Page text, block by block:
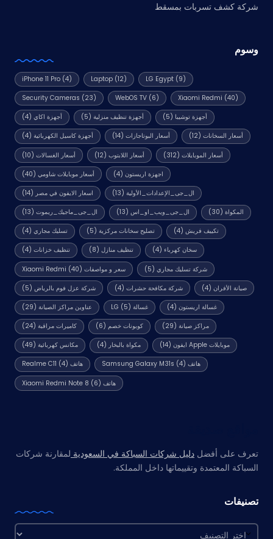
شركة كشف تسربات بمسقط
وسوم
iPhone 11 Pro (4) Laptop(12) LG Egypt(9)
Security Cameras (23) WebOS TV(6) Xiaomi Redmi (40)
أجهزة اكاي(4) أجهزة تنظيف منزلية (5) أجهزة توشيبا (5)
أجهزة كاسيل الكهربائية(4) أسعار البوتاجازات (14) أسعار السخانات (12)
أسعار الغسالات(10) أسعار اللابتوب (12) أسعار الموبايلات (312)
أسعار موبايلات شاومي(40) اجهزة اريستون (4)
اسعار الايفون في مصر (14) ال_جى_الإعدادات_الأولية (13)
ال_جى_ماجيك_ريموت(13) ال_جى_ويب_او_اس (13) المكواة (30)
تسليك مجاري(4) تصليح سخانات مركزية (5) تكييف فريش (4)
تنظيف خزانات(4) تنظيف منازل (8) سخان كهرباء (4)
سعر و مواصفات Xiaomi Redmi (40) شركة تسليك مجاري (5)
شركة عزل فوم بالرياض(5) شركة مكافحة حشرات (4) صيانة الأفران (4)
عناوين مراكز الصيانة(29) غسالة LG (5) غسالة اريستون (4)
كاميرات مراقبة(24) كوبونات خصم (6) مراكز صيانة (29)
مكانس كهربائية(49) مكواة بالبخار (4) موبايلات Apple ايفون (14)
هاتف Realme C11 (4) هاتف Samsung Galaxy M31s (4)
هاتف Xiaomi Redmi Note 8 (6)
تعرف على أفضل دليل شركات السباكة في السعودية لمقارنة شركات
السباكة المعتمدة وتقييماتها داخل المملكة.
تصنيفات
تصنيفات